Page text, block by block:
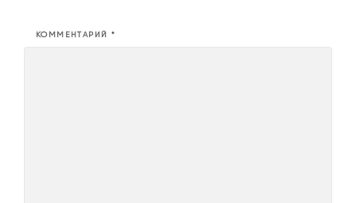
КОММЕНТАРИЙ *